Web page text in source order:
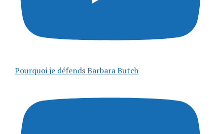
Pourquoi je défends Barbara Butch